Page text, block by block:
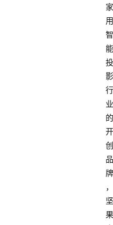
家
用
智
能
投
影
行
业
的
开
创
品
牌
，
坚
果